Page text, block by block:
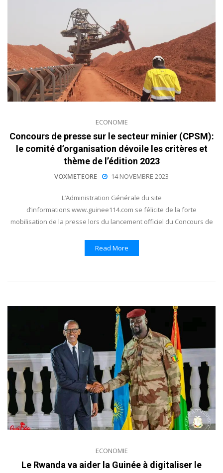
ECONOMIE
Concours de presse sur le secteur minier (CPSM):
le comité d’organisation dévoile les critères et
thème de l’édition 2023
VOXMETEORE 14 NOVEMBRE 2023
L’Administration Générale du site
d’informations www.guinee114.com se félicite de la forte
mobilisation de la presse lors du lancement officiel du Concours de
Read More
ECONOMIE
Le Rwanda va aider la Guinée à digitaliser le